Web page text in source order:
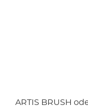
ARTIS BRUSH